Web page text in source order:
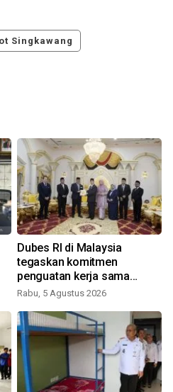
Singkawang
Dubes RI di Malaysia
tegaskan komitmen
penguatan kerja sama
Indonesia -Sarawak,
Rabu, 5 Agustus 2026